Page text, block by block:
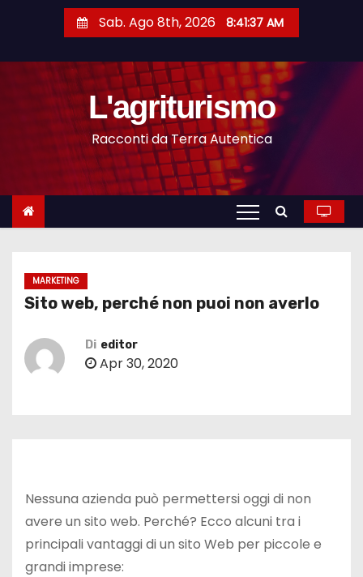
o
Sab. Ago 8th, 2026 8:41:38 AM
L'agriturismo
Racconti da Terra Autentica
MARKETING
Sito web, perché non puoi non averlo
Di editor
Apr 30, 2020
Nessuna azienda può permettersi oggi di non
avere un sito web. Perché? Ecco alcuni tra i
principali vantaggi di un sito Web per piccole e
grandi imprese: